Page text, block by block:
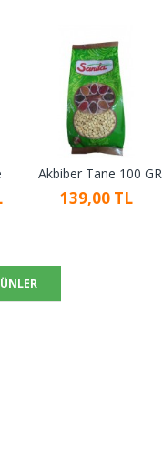
Akbiber Tane 100 GR
139,00 TL